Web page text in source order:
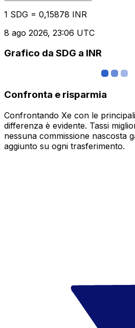
1 SDG = 0,15878 INR
8 ago 2026, 23:06 UTC
Grafico da SDG a INR
Confronta e risparmia
Confrontando Xe con le
differenza è evidente. Tassi
nessuna commissione nascosta
aggiunto su ogni trasferimento.